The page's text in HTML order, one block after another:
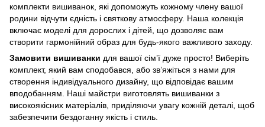
комплекти вишиванок, які допоможуть кожному члену вашої
родини відчути єдність і святкову атмосферу. Наша колекція
включає моделі для дорослих і дітей, що дозволяє вам
створити гармонійний образ для будь-якого важливого заходу.
Замовити вишиванки для вашої сім’ї дуже просто! Виберіть
комплект, який вам сподобався, або зв’яжіться з нами для
створення індивідуального дизайну, що відповідає вашим
вподобанням. Наші майстри виготовлять вишиванки з
високоякісних матеріалів, приділяючи увагу кожній деталі, щоб
забезпечити бездоганну якість і стиль.